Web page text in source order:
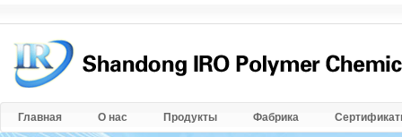
Главная О нас Продукты Фабрика